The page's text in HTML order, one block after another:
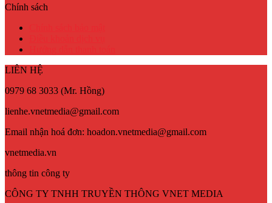
Chính sách
LIÊN HỆ
0979 68 3033 (Mr. Hồng)
lienhe.vnetmedia@gmail.com
Email nhận hoá đơn: hoadon.vnetmedia@gmail.com
vnetmedia.vn
thông tin công ty
CÔNG TY TNHH TRUYỀN THÔNG VNET MEDIA